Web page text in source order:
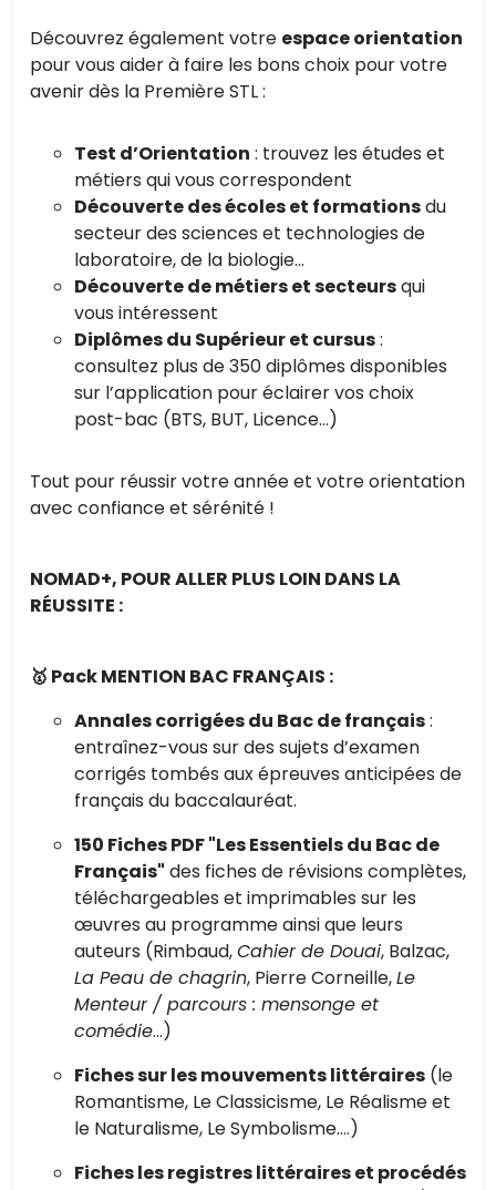
Découvrez également votre espace orientation
pour vous aider à faire les bons choix pour votre
avenir dès la Première STL :
Test d’Orientation : trouvez les études et
métiers qui vous correspondent
Découverte des écoles et formationsdu
secteur des sciences et technologies de
laboratoire, de la biologie...
Découverte de métiers et secteursqui
vous intéressent
Diplômes du Supérieur et cursus:
consultez plus de 350 diplômes disponibles
sur l’application pour éclairer vos choix
post-bac (BTS, BUT, Licence...)
Tout pour réussir votre année et votre orientation
avec confiance et sérénité !
NOMAD+, POUR ALLER PLUS LOIN DANS LA
RÉUSSITE :
🥇 Pack MENTION BAC FRANÇAIS :
Annales corrigées du Bac de français:
entraînez-vous sur des sujets d’examen
corrigés tombés aux épreuves anticipées de
français du baccalauréat.
150 Fiches PDF "Les Essentiels du Bac de
Français" des fiches de révisions complètes,
téléchargeables et imprimables sur les
œuvres au programme ainsi que leurs
auteurs (Rimbaud,Cahier de Douai, Balzac,
La Peau de chagrin, Pierre Corneille,Le
Menteur / parcours : mensonge et
comédie…)
Fiches sur les mouvements littéraires (le
Romantisme, Le Classicisme, Le Réalisme et
le Naturalisme, Le Symbolisme….)
Fiches les registres littéraires et procédés